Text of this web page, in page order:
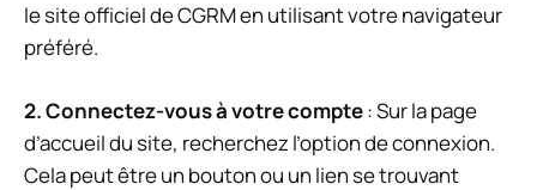
le site officiel de CGRM en utilisant votre navigateur
préféré.
2. Connectez-vous à votre compte: Sur la page
d’accueil du site, recherchez l’option de connexion.
Cela peut être un bouton ou un lien se trouvant